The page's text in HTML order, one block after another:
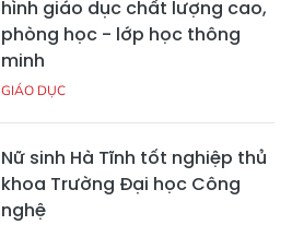
hình giáo dục chất lượng cao,
phòng học - lớp học thông
minh
GIÁO DỤC
Nữ sinh Hà Tĩnh tốt nghiệp thủ
khoa Trường Đại học Công
nghệ